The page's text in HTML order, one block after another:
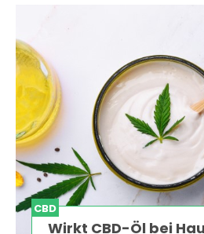
CBD
Wirkt CBD-Öl bei